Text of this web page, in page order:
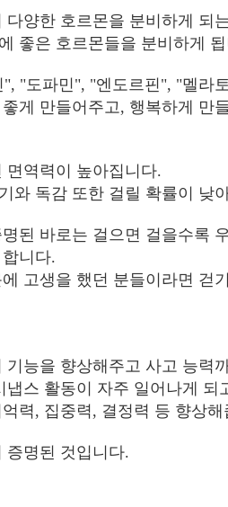
다양한 호르몬을 분비하게 되
좋은 호르몬들을 분비하게
", "도파민", "엔도르핀", "멜라
게 만들어주고, 행복하게 만
면역력이 높아집니다.
와 독감 또한 걸릴 확률이 낮
된 바로는 걸으면 걸을수록
니다.
고생을 했던 분들이라면 걷
기능을 향상해주고 사고 능력
냅스 활동이 자주 일어나게 되
력, 집중력, 결정력 등 향상해
증명된 것입니다.